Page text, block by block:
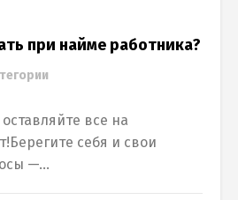
при найме работника?
все на
себя и свои
—...